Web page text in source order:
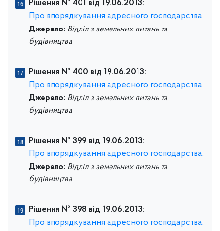
Рішення № 401 від 19.06.2013:
Про впорядкування адресного господарства.
Джерело: Відділ з земельних питань та
будівництва
Рішення № 400 від 19.06.2013:
Про впорядкування адресного господарства.
Джерело: Відділ з земельних питань та
будівництва
Рішення № 399 від 19.06.2013:
Про впорядкування адресного господарства.
Джерело: Відділ з земельних питань та
будівництва
Рішення № 398 від 19.06.2013:
Про впорядкування адресного господарства.